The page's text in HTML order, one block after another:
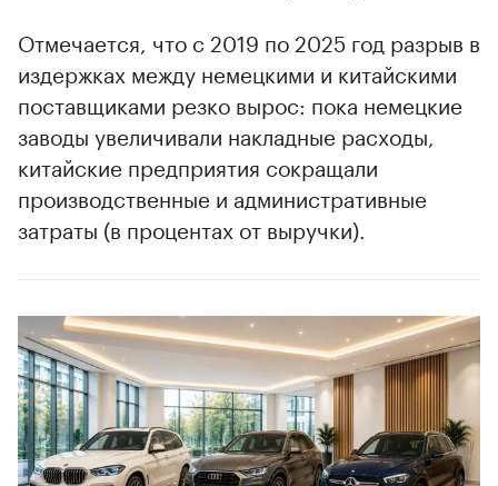
Отмечается, что с 2019 по 2025 год разрыв в
издержках между немецкими и китайскими
поставщиками резко вырос: пока немецкие
заводы увеличивали накладные расходы,
китайские предприятия сокращали
производственные и административные
затраты (в процентах от выручки).